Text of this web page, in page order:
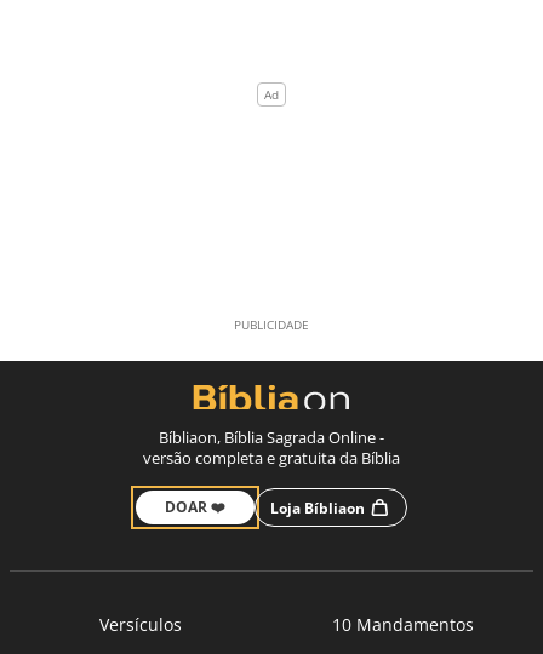
Bíbliaon, Bíblia Sagrada Online -
versão completa e gratuita da Bíblia
DOAR ❤️ Loja Bíbliaon
Versículos
10 Mandamentos